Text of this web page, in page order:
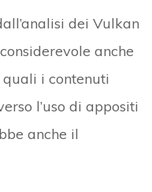
dei Vulkan
anche
quali i contenuti
l’uso di appositi
anche il